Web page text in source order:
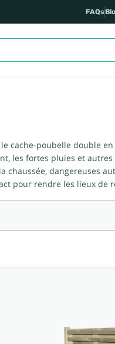
FAQs
cache-poubelle double
les fortes pluies et
dangereuses
pour rendre les lieux